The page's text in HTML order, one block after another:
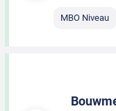
MBO Niveau